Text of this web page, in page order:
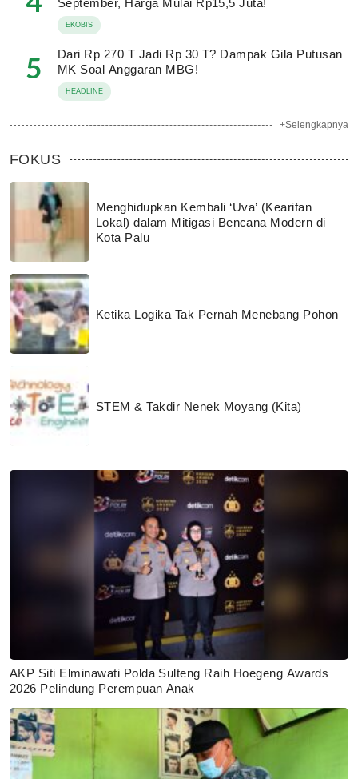
September, Harga Mulai Rp15,5 Juta!
EKOBIS
5
Dari Rp 270 T Jadi Rp 30 T? Dampak Gila Putusan
MK Soal Anggaran MBG!
HEADLINE
+Selengkapnya
FOKUS
Menghidupkan Kembali ‘Uva’ (Kearifan
Lokal) dalam Mitigasi Bencana Modern di
Kota Palu
Ketika Logika Tak Pernah Menebang Pohon
STEM & Takdir Nenek Moyang (Kita)
AKP Siti Elminawati Polda Sulteng Raih Hoegeng Awards
2026 Pelindung Perempuan Anak